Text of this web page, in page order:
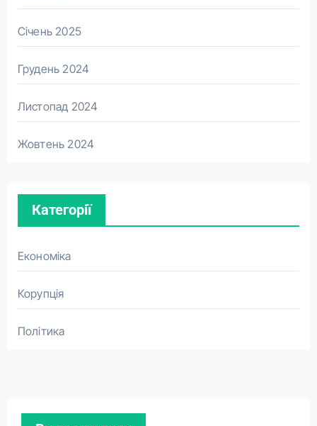
Січень 2025
Грудень 2024
Листопад 2024
Жовтень 2024
Категорії
Економіка
Корупція
Політика